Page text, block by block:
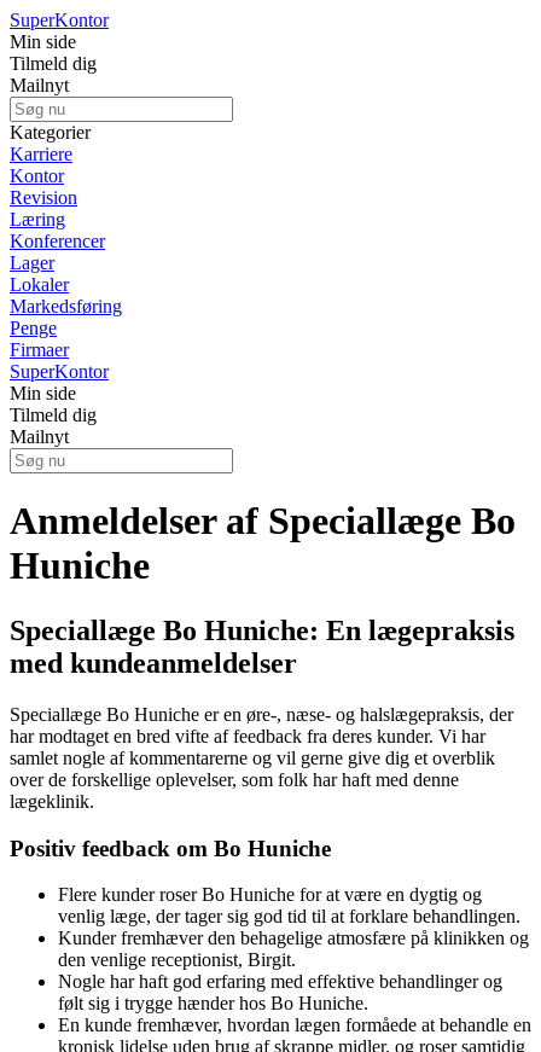
SuperKontor
Min side
Tilmeld dig
Mailnyt
Kategorier
Karriere
Kontor
Revision
Læring
Konferencer
Lager
Lokaler
Markedsføring
Penge
Firmaer
SuperKontor
Min side
Tilmeld dig
Mailnyt
Anmeldelser af Speciallæge Bo
Huniche
Speciallæge Bo Huniche: En lægepraksis
med kundeanmeldelser
Speciallæge Bo Huniche er en øre-, næse- og halslægepraksis, der
har modtaget en bred vifte af feedback fra deres kunder. Vi har
samlet nogle af kommentarerne og vil gerne give dig et overblik
over de forskellige oplevelser, som folk har haft med denne
lægeklinik.
Positiv feedback om Bo Huniche
Flere kunder roser Bo Huniche for at være en dygtig og
venlig læge, der tager sig god tid til at forklare behandlingen.
Kunder fremhæver den behagelige atmosfære på klinikken og
den venlige receptionist, Birgit.
Nogle har haft god erfaring med effektive behandlinger og
følt sig i trygge hænder hos Bo Huniche.
En kunde fremhæver, hvordan lægen formåede at behandle en
kronisk lidelse uden brug af skrappe midler, og roser samtidig